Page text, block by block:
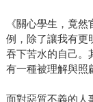
《關心學生，竟
例，除了讓我有更
吞下苦水的自己。
有一種被理解與照
面對惡質不義的人